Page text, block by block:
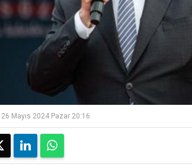
26 Mayıs 2024 Pazar 20:16